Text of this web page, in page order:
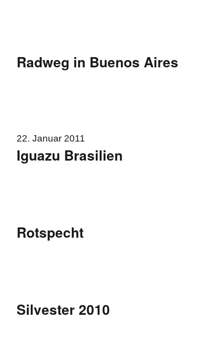
Radweg in Buenos Aires
22. Januar 2011
Iguazu Brasilien
Rotspecht
Silvester 2010